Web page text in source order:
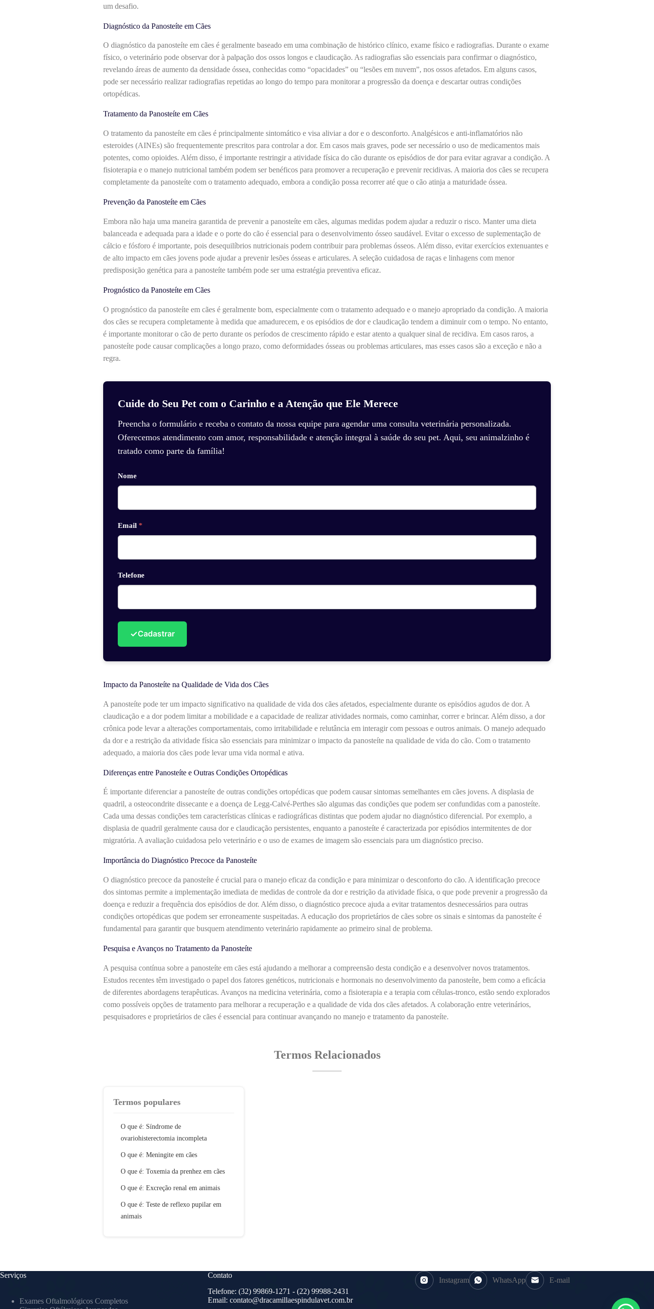
um desafio.
Diagnóstico da Panosteíte em Cães
O diagnóstico da panosteíte em cães é geralmente baseado em uma combinação de histórico clínico, exame físico e radiografias. Durante o exame
físico, o veterinário pode observar dor à palpação dos ossos longos e claudicação. As radiografias são essenciais para confirmar o diagnóstico,
revelando áreas de aumento da densidade óssea, conhecidas como “opacidades” ou “lesões em nuvem”, nos ossos afetados. Em alguns casos,
pode ser necessário realizar radiografias repetidas ao longo do tempo para monitorar a progressão da doença e descartar outras condições
ortopédicas.
Tratamento da Panosteíte em Cães
O tratamento da panosteíte em cães é principalmente sintomático e visa aliviar a dor e o desconforto. Analgésicos e anti-inflamatórios não
esteroides (AINEs) são frequentemente prescritos para controlar a dor. Em casos mais graves, pode ser necessário o uso de medicamentos mais
potentes, como opioides. Além disso, é importante restringir a atividade física do cão durante os episódios de dor para evitar agravar a condição. A
fisioterapia e o manejo nutricional também podem ser benéficos para promover a recuperação e prevenir recidivas. A maioria dos cães se recupera
completamente da panosteíte com o tratamento adequado, embora a condição possa recorrer até que o cão atinja a maturidade óssea.
Prevenção da Panosteíte em Cães
Embora não haja uma maneira garantida de prevenir a panosteíte em cães, algumas medidas podem ajudar a reduzir o risco. Manter uma dieta
balanceada e adequada para a idade e o porte do cão é essencial para o desenvolvimento ósseo saudável. Evitar o excesso de suplementação de
cálcio e fósforo é importante, pois desequilíbrios nutricionais podem contribuir para problemas ósseos. Além disso, evitar exercícios extenuantes e
de alto impacto em cães jovens pode ajudar a prevenir lesões ósseas e articulares. A seleção cuidadosa de raças e linhagens com menor
predisposição genética para a panosteíte também pode ser uma estratégia preventiva eficaz.
Prognóstico da Panosteíte em Cães
O prognóstico da panosteíte em cães é geralmente bom, especialmente com o tratamento adequado e o manejo apropriado da condição. A maioria
dos cães se recupera completamente à medida que amadurecem, e os episódios de dor e claudicação tendem a diminuir com o tempo. No entanto,
é importante monitorar o cão de perto durante os períodos de crescimento rápido e estar atento a qualquer sinal de recidiva. Em casos raros, a
panosteíte pode causar complicações a longo prazo, como deformidades ósseas ou problemas articulares, mas esses casos são a exceção e não a
regra.
Cuide do Seu Pet com o Carinho e a Atenção que Ele Merece
Preencha o formulário e receba o contato da nossa equipe para agendar uma consulta veterinária personalizada.
Oferecemos atendimento com amor, responsabilidade e atenção integral à saúde do seu pet. Aqui, seu animalzinho é
tratado como parte da família!
Nome
Email *
Telefone
✓Cadastrar
Impacto da Panosteíte na Qualidade de Vida dos Cães
A panosteíte pode ter um impacto significativo na qualidade de vida dos cães afetados, especialmente durante os episódios agudos de dor. A
claudicação e a dor podem limitar a mobilidade e a capacidade de realizar atividades normais, como caminhar, correr e brincar. Além disso, a dor
crônica pode levar a alterações comportamentais, como irritabilidade e relutância em interagir com pessoas e outros animais. O manejo adequado
da dor e a restrição da atividade física são essenciais para minimizar o impacto da panosteíte na qualidade de vida do cão. Com o tratamento
adequado, a maioria dos cães pode levar uma vida normal e ativa.
Diferenças entre Panosteíte e Outras Condições Ortopédicas
É importante diferenciar a panosteíte de outras condições ortopédicas que podem causar sintomas semelhantes em cães jovens. A displasia de
quadril, a osteocondrite dissecante e a doença de Legg-Calvé-Perthes são algumas das condições que podem ser confundidas com a panosteíte.
Cada uma dessas condições tem características clínicas e radiográficas distintas que podem ajudar no diagnóstico diferencial. Por exemplo, a
displasia de quadril geralmente causa dor e claudicação persistentes, enquanto a panosteíte é caracterizada por episódios intermitentes de dor
migratória. A avaliação cuidadosa pelo veterinário e o uso de exames de imagem são essenciais para um diagnóstico preciso.
Importância do Diagnóstico Precoce da Panosteíte
O diagnóstico precoce da panosteíte é crucial para o manejo eficaz da condição e para minimizar o desconforto do cão. A identificação precoce
dos sintomas permite a implementação imediata de medidas de controle da dor e restrição da atividade física, o que pode prevenir a progressão da
doença e reduzir a frequência dos episódios de dor. Além disso, o diagnóstico precoce ajuda a evitar tratamentos desnecessários para outras
condições ortopédicas que podem ser erroneamente suspeitadas. A educação dos proprietários de cães sobre os sinais e sintomas da panosteíte é
fundamental para garantir que busquem atendimento veterinário rapidamente ao primeiro sinal de problema.
Pesquisa e Avanços no Tratamento da Panosteíte
A pesquisa contínua sobre a panosteíte em cães está ajudando a melhorar a compreensão desta condição e a desenvolver novos tratamentos.
Estudos recentes têm investigado o papel dos fatores genéticos, nutricionais e hormonais no desenvolvimento da panosteíte, bem como a eficácia
de diferentes abordagens terapêuticas. Avanços na medicina veterinária, como a fisioterapia e a terapia com células-tronco, estão sendo explorados
como possíveis opções de tratamento para melhorar a recuperação e a qualidade de vida dos cães afetados. A colaboração entre veterinários,
pesquisadores e proprietários de cães é essencial para continuar avançando no manejo e tratamento da panosteíte.
Termos Relacionados
Termos populares
O que é: Síndrome de
ovariohisterectomia incompleta
O que é: Meningite em cães
O que é: Toxemia da prenhez em cães
O que é: Excreção renal em animais
O que é: Teste de reflexo pupilar em
animais
Serviços
Exames Oftalmológicos Completos
Contato
Telefone: (32) 99869-1271 - (22) 99988-2431
Email: contato@dracamillaespindulavet.com.br
Instagram WhatsApp E-mail